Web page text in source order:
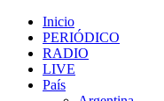
Inicio
PERIÓDICO
RADIO
LIVE
País